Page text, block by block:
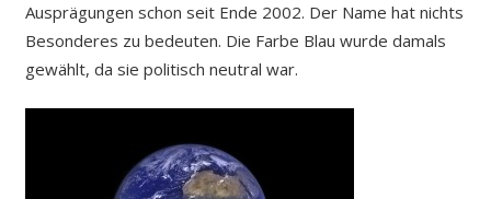
Ausprägungen schon seit Ende 2002. Der Name hat nichts
Besonderes zu bedeuten. Die Farbe Blau wurde damals
gewählt, da sie politisch neutral war.